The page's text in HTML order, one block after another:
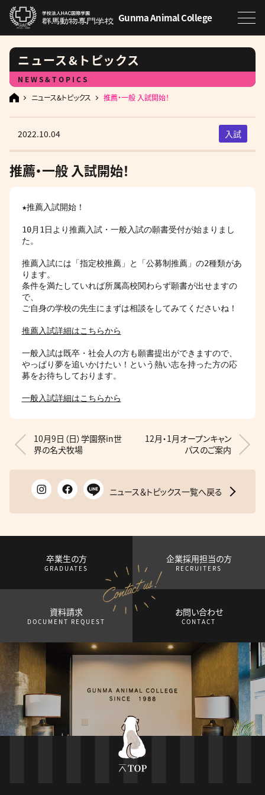
Gunma Animal College
ニュース&トピックス
NEWS&TOPICS
ニュース&トピックス
推薦・一般 入試開始！
2022.10.04 入試
推薦・一般 入試開始！
★推薦入試開始！
10月1日より推薦入試・一般入試の願書受付が始まりまし
た。
推薦入試には「指定校推薦」と「公募制推薦」の2種類があ
ります。
条件を満たしていれば所属高校関わらず願書が出せますの
で、
ご自身の学校の先生にまずは相談をしてみてくださいね！
推薦入試詳細はこちらから
一般入試は既卒・社会人の方も願書提出ができますので、
やっぱり夢を追いかけたい！という熱い志を持った方の応
募をお待ちしております。
一般入試詳細はこちらから
10月9日（日）学園祭in世
界の名犬牧場
12月・1月オープンキャン
パスのご案内
ニュース＆トピックス一覧へ戻る
卒業生の方
GRADUATES
企業採用担当の方
RECRUITERS
資料請求
DOCUMENT REQUEST
お問い合わせ
CONTACT